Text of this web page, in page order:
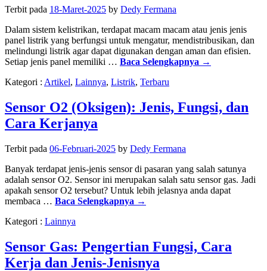
Terbit pada 18-Maret-2025 by Dedy Fermana
Dalam sistem kelistrikan, terdapat macam macam atau jenis jenis
panel listrik yang berfungsi untuk mengatur, mendistribusikan, dan
melindungi listrik agar dapat digunakan dengan aman dan efisien.
Setiap jenis panel memiliki … Baca Selengkapnya →
Kategori : Artikel, Lainnya, Listrik, Terbaru
Sensor O2 (Oksigen): Jenis, Fungsi, dan
Cara Kerjanya
Terbit pada 06-Februari-2025 by Dedy Fermana
Banyak terdapat jenis-jenis sensor di pasaran yang salah satunya
adalah sensor O2. Sensor ini merupakan salah satu sensor gas. Jadi
apakah sensor O2 tersebut? Untuk lebih jelasnya anda dapat
membaca … Baca Selengkapnya →
Kategori : Lainnya
Sensor Gas: Pengertian Fungsi, Cara
Kerja dan Jenis-Jenisnya